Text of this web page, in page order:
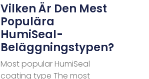
Vilken Är Den Mest
Populära
HumiSeal-
Beläggningstypen?
Most popular HumiSeal
coating type The most